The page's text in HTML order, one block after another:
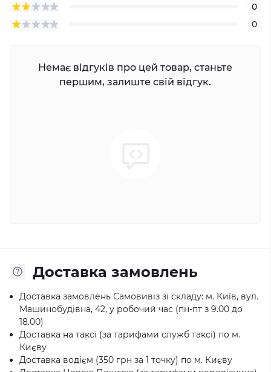
0
0
Немає відгуків про цей товар, станьте
першим, залиште свій відгук.
Доставка замовлень
Доставка замовлень Самовивіз зі складу: м. Київ, вул.
Машинобудівна, 42, у робочий час (пн-пт з 9.00 до
18.00)
Доставка на таксі (за тарифами служб таксі) по м.
Києву
Доставка водієм (350 грн за 1 точку) по м. Києву